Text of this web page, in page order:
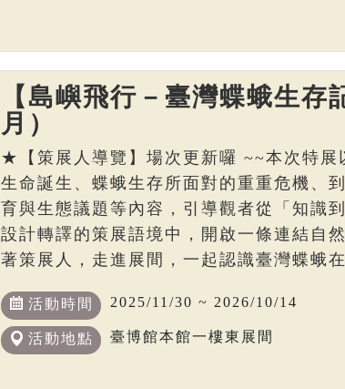
【島嶼飛行－臺灣蝶蛾生存
月）
★【策展人導覽】場次更新囉 ~~本次特展
生命誕生、蝶蛾生存所面對的重重危機、
育與生態議題等內容，引導觀者從「知識
設計轉譯的策展語境中，開啟一條連結自
著策展人，走進展間，一起認識臺灣蝶蛾
活動時間 2025/11/30 ~ 2026/10/14
活動地點 臺博館本館一樓東展間